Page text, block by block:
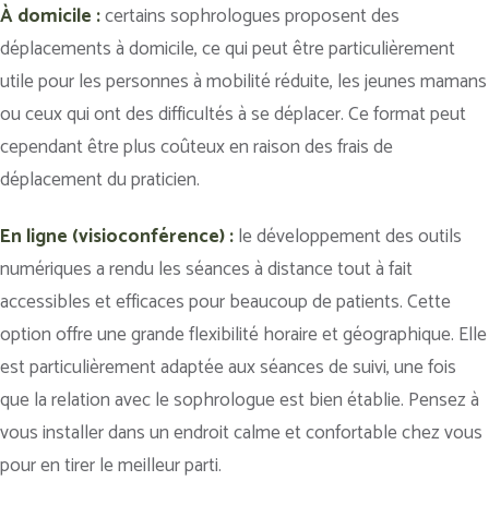
À domicile :certains sophrologues proposent des
déplacements à domicile, ce qui peut être particulièrement
utile pour les personnes à mobilité réduite, les jeunes mamans
ou ceux qui ont des difficultés à se déplacer. Ce format peut
cependant être plus coûteux en raison des frais de
déplacement du praticien.
En ligne (visioconférence) :le développement des outils
numériques a rendu les séances à distance tout à fait
accessibles et efficaces pour beaucoup de patients. Cette
option offre une grande flexibilité horaire et géographique. Elle
est particulièrement adaptée aux séances de suivi, une fois
que la relation avec le sophrologue est bien établie. Pensez à
vous installer dans un endroit calme et confortable chez vous
pour en tirer le meilleur parti.